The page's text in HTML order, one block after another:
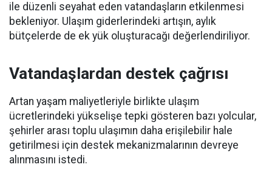
ile düzenli seyahat eden vatandaşların etkilenmesi
bekleniyor. Ulaşım giderlerindeki artışın, aylık
bütçelerde de ek yük oluşturacağı değerlendiriliyor.
Vatandaşlardan destek çağrısı
Artan yaşam maliyetleriyle birlikte ulaşım
ücretlerindeki yükselişe tepki gösteren bazı yolcular,
şehirler arası toplu ulaşımın daha erişilebilir hale
getirilmesi için destek mekanizmalarının devreye
alınmasını istedi.